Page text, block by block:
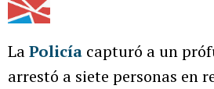
LaPolicía capturó a un
arrestó a siete personas en